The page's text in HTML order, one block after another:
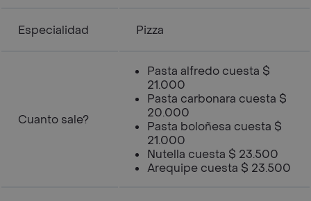
Especialidad Pizza
Cuanto sale?
Pasta alfredo cuesta $
21.000
Pasta carbonara cuesta $
20.000
Pasta boloñesa cuesta $
21.000
Nutella cuesta $ 23.500
Arequipe cuesta $ 23.500